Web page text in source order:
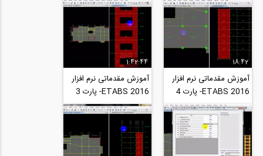
18:42
آموزش مقدماتی نرم افزار
ETABS 2016- پارت 4
1:42:44
آموزش مقدماتی نرم افزار
ETABS 2016- پارت 3